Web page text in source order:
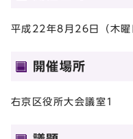
平成22年8月26日（木
開催場所
右京区役所大会議室1